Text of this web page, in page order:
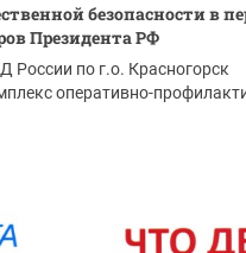
безопасности в
Президента РФ
по г.о. Красногорск
оперативно-